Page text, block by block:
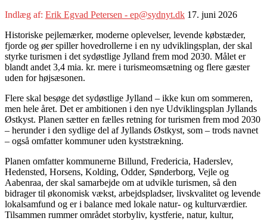
Indlæg af: Erik Egvad Petersen - ep@sydnyt.dk 17. juni 2026
Historiske pejlemærker, moderne oplevelser, levende købstæder,
fjorde og øer spiller hovedrollerne i en ny udviklingsplan, der skal
styrke turismen i det sydøstlige Jylland frem mod 2030. Målet er
blandt andet 3,4 mia. kr. mere i turismeomsætning og flere gæster
uden for højsæsonen.
Flere skal besøge det sydøstlige Jylland – ikke kun om sommeren,
men hele året. Det er ambitionen i den nye Udviklingsplan Jyllands
Østkyst. Planen sætter en fælles retning for turismen frem mod 2030
– herunder i den sydlige del af Jyllands Østkyst, som – trods navnet
– også omfatter kommuner uden kyststrækning.
Planen omfatter kommunerne Billund, Fredericia, Haderslev,
Hedensted, Horsens, Kolding, Odder, Sønderborg, Vejle og
Aabenraa, der skal samarbejde om at udvikle turismen, så den
bidrager til økonomisk vækst, arbejdspladser, livskvalitet og levende
lokalsamfund og er i balance med lokale natur- og kulturværdier.
Tilsammen rummer området storbyliv, kystferie, natur, kultur,